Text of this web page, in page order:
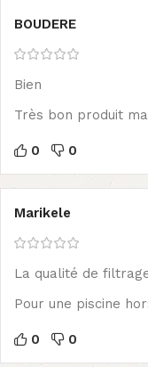
BOUDERE
Bien
Très bon produit
0 0
Marikele
La qualité de
Pour une piscine
0 0